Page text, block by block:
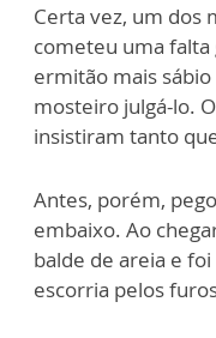
Certa vez, um dos
cometeu uma falta
ermitão mais
mosteiro julgá-lo.
insistiram tanto
Antes, porém,
embaixo. Ao
balde de areia e
escorria pelos